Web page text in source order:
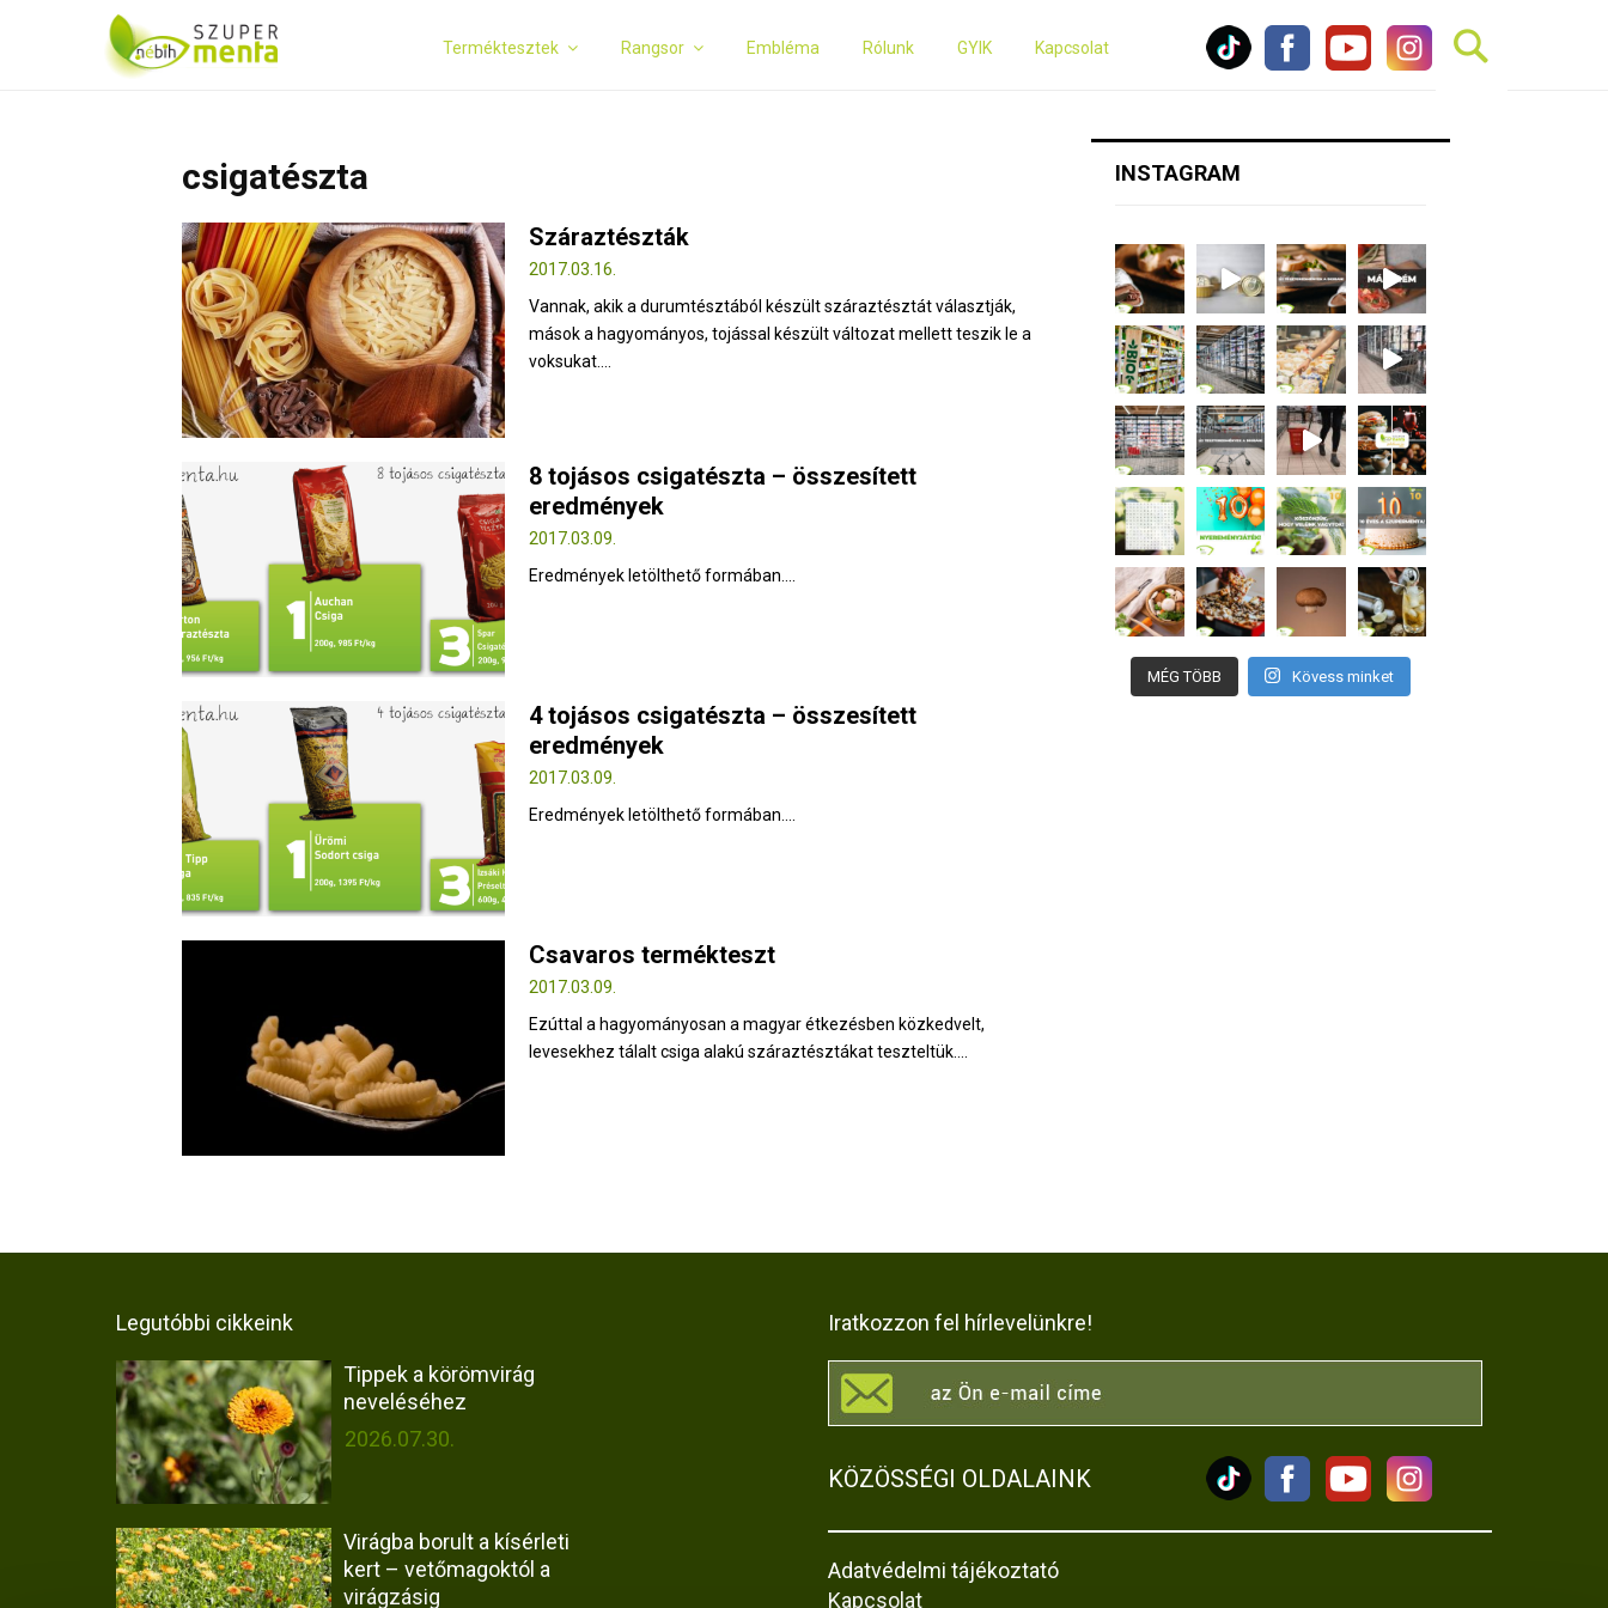
Terméktesztek Rangsor Embléma Rólunk GYIK Kapcsolat
csigatészta
Száraztészták
2017.03.16.
Vannak, akik a durumtésztából készült száraztésztát választják,
mások a hagyományos, tojással készült változat mellett teszik le a
voksukat....
8 tojásos csigatészta – összesített
eredmények
2017.03.09.
Eredmények letölthető formában....
4 tojásos csigatészta – összesített
eredmények
2017.03.09.
Eredmények letölthető formában....
Csavaros termékteszt
2017.03.09.
Ezúttal a hagyományosan a magyar étkezésben közkedvelt,
levesekhez tálalt csiga alakú száraztésztákat teszteltük....
INSTAGRAM
MÉG TÖBB Kövess minket
Legutóbbi cikkeink
Tippek a körömvirág
neveléséhez
2026.07.30.
Virágba borult a kísérleti
kert – vetőmagoktól a
virágzásig
Iratkozzon fel hírlevelünkre!
KÖZÖSSÉGI OLDALAINK
Adatvédelmi tájékoztató
Kapcsolat